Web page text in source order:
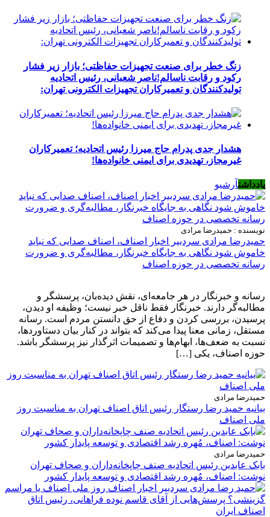
زنگ خطر برای صنعت تجهیزات حفاظتی؛ بازار زیر فشار
رکود و رقابت ناسالم!ناصر شعبانی، رئیس اتحادیه
تولیدکنندگان و تعمیرکاران تجهیزات الکترونی تهران:
هشدار جدی پدرام حاج میرزا رئیس اتحادیه؛ تعمیرکاران
غیرمجاز، تهدیدی برای ایمنی خانواده‌ها!
یادداشتآرشیو
نویسنده : حمیدرضا مرادی
حمیدرضا مرادی سردبیر اخبار اصناف، اصناف صدایی که نباید
خاموش شود نگاهی به جایگاه خبرنگار، مطالبه‌گری و ضرورت
رسانه تخصصی در حوزه اصناف
رسانه و خبرنگار در هر جامعه‌ای، نقش دیده‌بان، پرسشگر و
مطالبه‌گر دارند. خبرنگار فقط ناقل خبر نیست؛ وظیفه او دیدن،
پرسیدن، بررسی کردن و دفاع از حق دانستن مردم است. رسانه
مستقل، زمانی معنا پیدا می‌کند که بتواند در کنار بیان دستاوردها،
نسبت به ضعف‌ها، ابهام‌ها و تصمیمات اثرگذار نیز پرسشگر باشد.
حوزه اصناف، یکی […]
حمیدرضا مرادی
بیانیه حمید رضا رستگار رئیس اتاق اصناف تهران به مناسبت روز
ملی اصناف
حمیدرضا مرادی
بابک عابدین رئیس اتحادیه صنف چاپخانه‌داران و صحاف تهران
نوشت: اصناف، مُهره رشد اقتصادی و توسعه پایدار کشور